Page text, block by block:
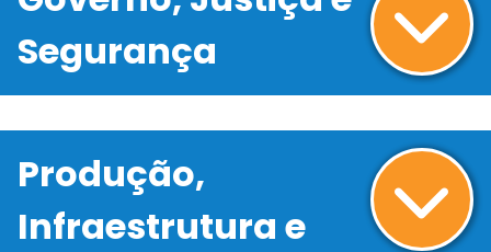
Segurança
Produção,
Infraestrutura e